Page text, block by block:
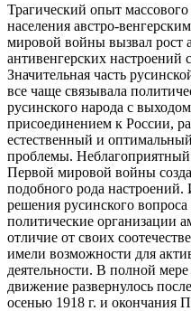
Трагический опыт
населения австро-
мировой войны вызвал рост
антивенгерских настроений
Значительная часть
все чаще связывала
русинского народа с
присоединением к России,
естественный и
проблемы.
Первой мировой войны
подобного рода
решения русинского
политические организации
отличие от своих
имели возможности для
деятельности. В полной
движение развернулось
осенью 1918 г. и